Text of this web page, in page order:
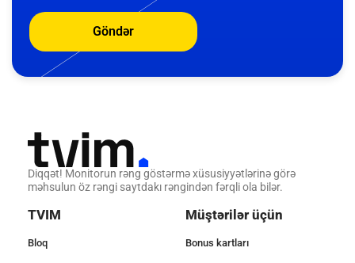
Göndər
Diqqət! Monitorun rəng göstərmə xüsusiyyətlərinə görə
məhsulun öz rəngi saytdakı rəngindən fərqli ola bilər.
TVIM
Bloq
Müştərilər üçün
Bonus kartları